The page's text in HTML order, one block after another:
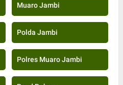
Muaro Jambi
Polda Jambi
Polres Muaro Jambi